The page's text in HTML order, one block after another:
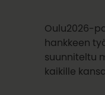
Oulu2026-
hankkeen
suunniteltu
kaikille